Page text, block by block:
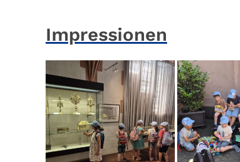
Impressionen